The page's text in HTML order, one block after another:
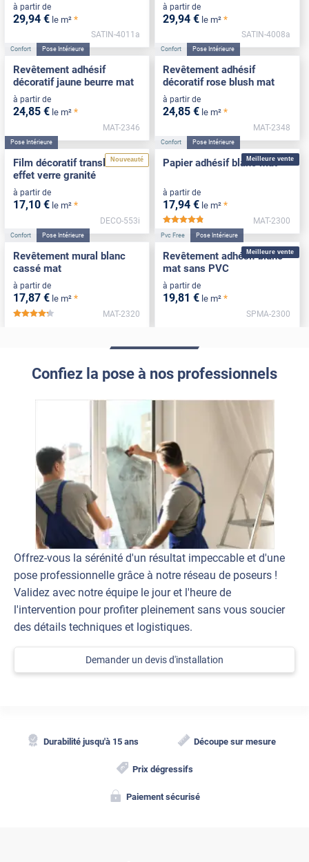
à partir de
29,94 € le m² *
SATIN-4011a
à partir de
29,94 € le m² *
SATIN-4008a
Confort Pose Intérieure
Revêtement adhésif
décoratif jaune beurre mat
à partir de
24,85 € le m² *
MAT-2346
Confort Pose Intérieure
Revêtement adhésif
décoratif rose blush mat
à partir de
24,85 € le m² *
MAT-2348
Nouveauté
Pose Intérieure
Film décoratif translucide
effet verre granité
à partir de
17,10 € le m² *
DECO-553i
Meilleure vente
Confort Pose Intérieure
Papier adhésif blanc mat
à partir de
17,94 € le m² *
*****
MAT-2300
Confort Pose Intérieure
Revêtement mural blanc
cassé mat
à partir de
17,87 € le m² *
*****
MAT-2320
Meilleure vente
Pvc Free Pose Intérieure
Revêtement adhésif blanc
mat sans PVC
à partir de
19,81 € le m² *
SPMA-2300
Confiez la pose à nos professionnels
Offrez-vous la sérénité d'un résultat impeccable et d'une
pose professionnelle grâce à notre réseau de poseurs !
Validez avec notre équipe le jour et l'heure de
l'intervention pour profiter pleinement sans vous soucier
des détails techniques et logistiques.
Demander un devis d'installation
Durabilité jusqu'à 15 ans Découpe sur mesure
Prix dégressifs
Paiement sécurisé